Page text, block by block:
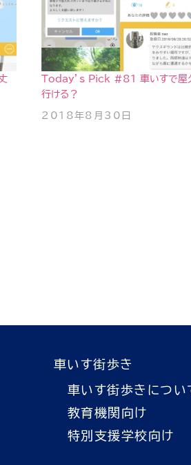
Today’s Pick #81 車いすで屋
行ける？
2018年8月30日
車いす街歩き
車いす街歩きについ
教育機関向け
特別支援学校向け